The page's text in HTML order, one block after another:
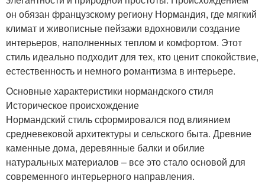
он обязан французскому региону Нормандия, где мягкий
климат и живописные пейзажи вдохновили создание
интерьеров, наполненных теплом и комфортом. Этот
стиль идеально подходит для тех, кто ценит спокойствие,
естественность и немного романтизма в интерьере.
Основные характеристики нормандского стиля
Историческое происхождение
Нормандский стиль сформировался под влиянием
средневековой архитектуры и сельского быта. Древние
каменные дома, деревянные балки и обилие
натуральных материалов – все это стало основой для
современного интерьерного направления.